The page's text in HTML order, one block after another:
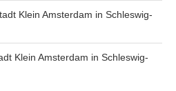
Klein Amsterdam in Schleswig-
Klein Amsterdam in Schleswig-